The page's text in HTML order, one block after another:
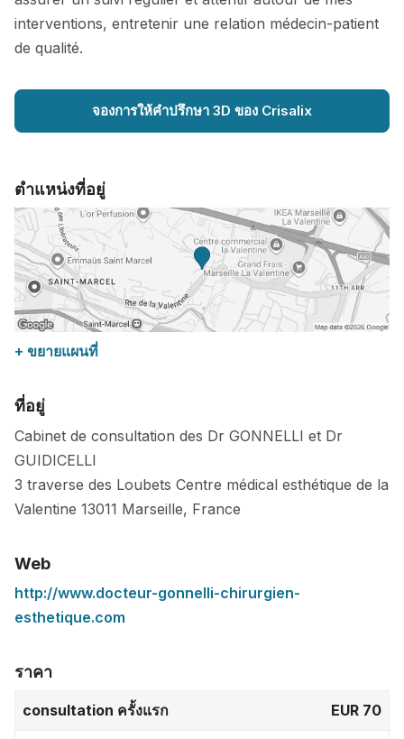
interventions, entretenir une relation médecin-patient
de qualité.
จองการให้คำปรึกษา 3D ของ Crisalix
ตำแหน่งที่อยู่
+ ขยายแผนที่
ที่อยู่
Cabinet de consultation des Dr GONNELLI et Dr
GUIDICELLI
3 traverse des Loubets Centre médical esthétique de la
Valentine 13011 Marseille, France
Web
http://www.docteur-gonnelli-chirurgien-
esthetique.com
ราคา
consultation ครั้งแรก EUR 70